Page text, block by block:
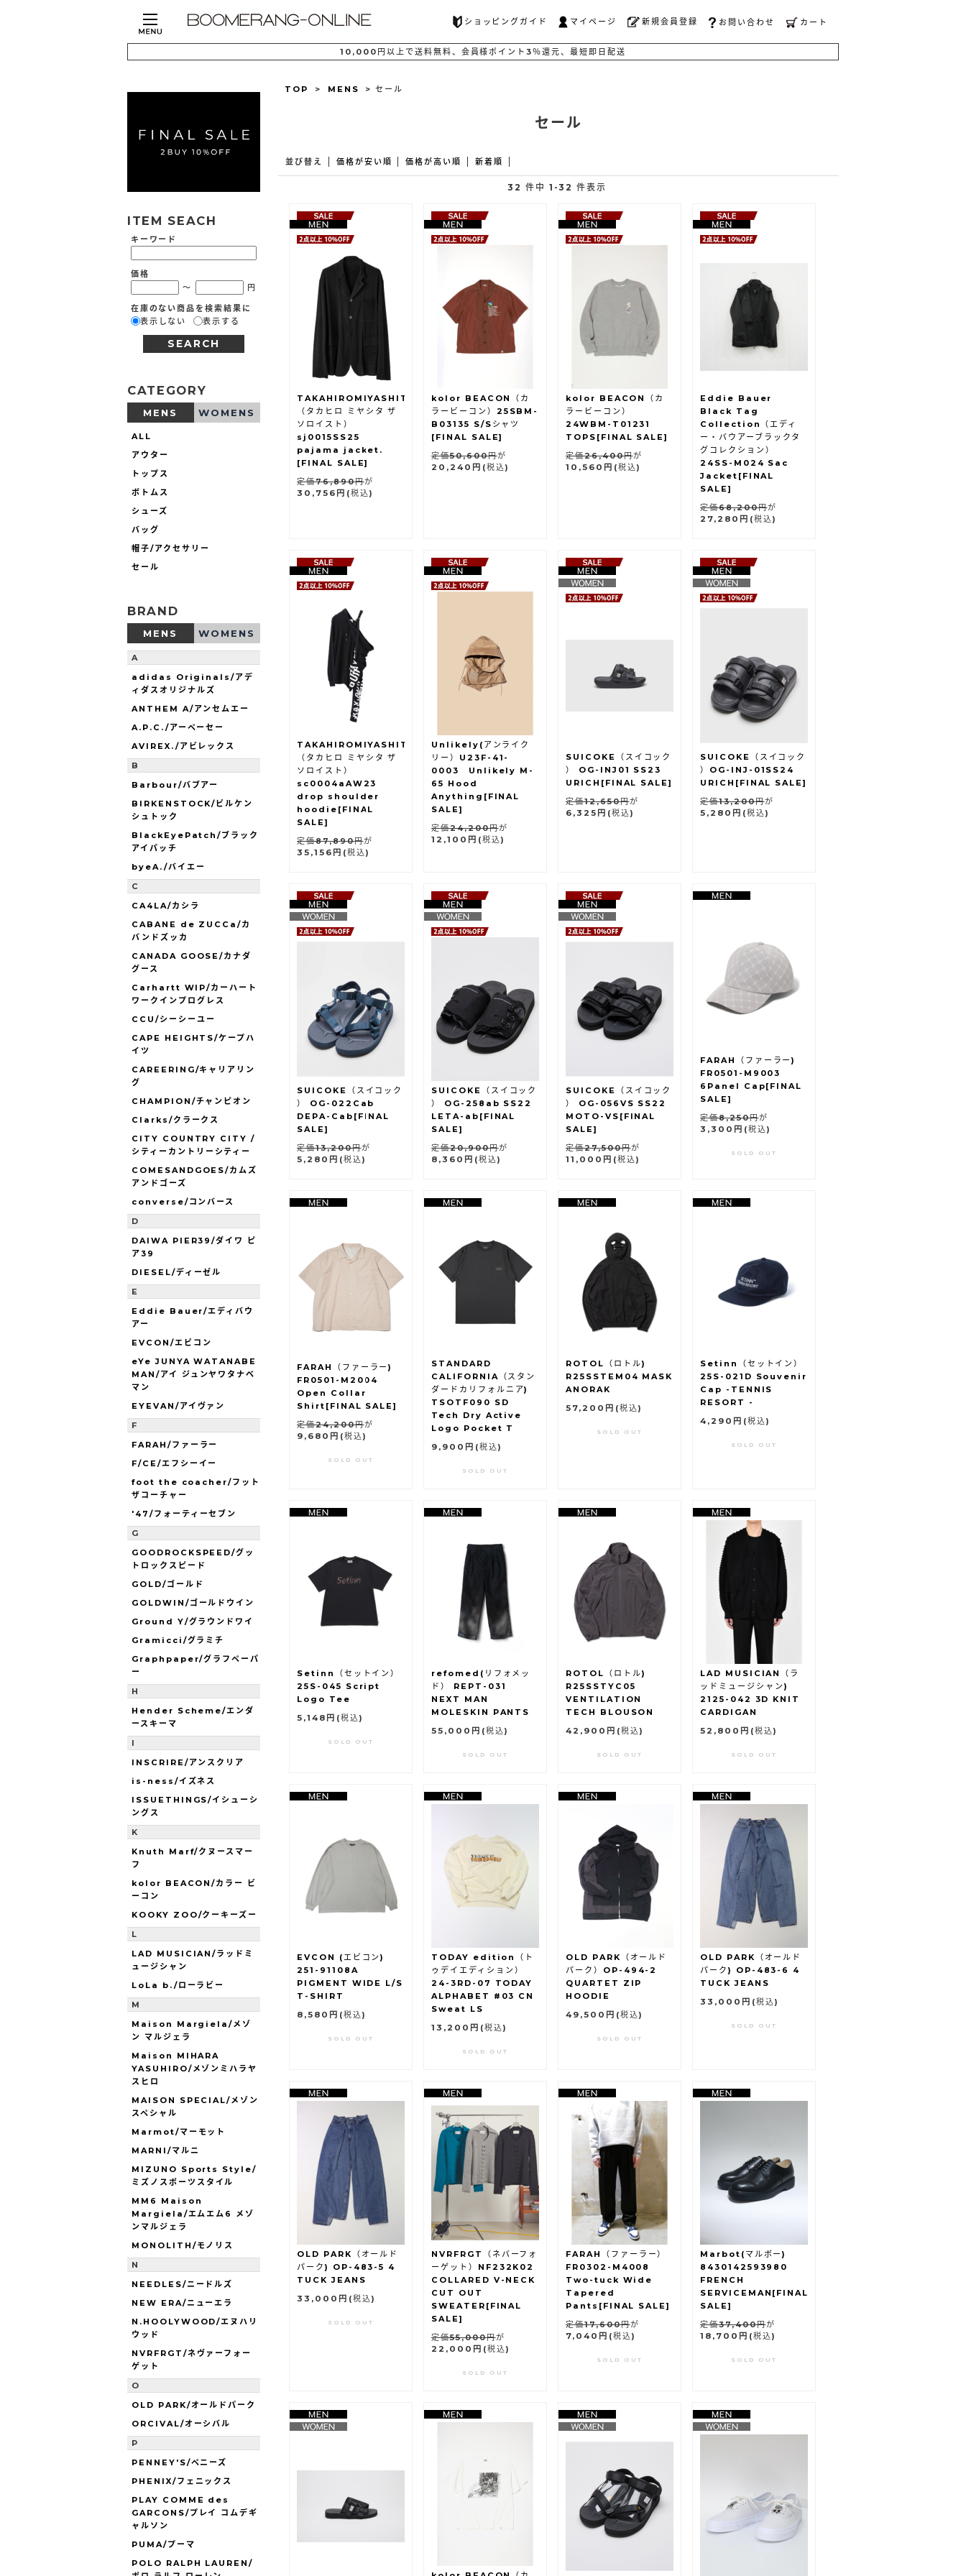
ショッピングガイド マイページ 新規会員登録 お問い合わせ カート
10,000 円以上で 送料無料、 会員様ポイント 3％還元、 最短即日配送
ITEM SEACH
キーワード
価格
～
円
在庫のない商品を検索結果に
表示しない
表示する
SEARCH
CATEGORY
MENS WOMENS
ALL
アウター
トップス
ボトムス
シューズ
バッグ
帽子/アクセサリー
セール
BRAND
MENS WOMENS
A
adidas Originals/アデ
ィダスオリジナルズ
ANTHEM A/アンセムエー
A.P.C./アーペーセー
AVIREX./アビレックス
B
Barbour/バブアー
BIRKENSTOCK/ビルケン
シュトック
BlackEyePatch/ブラック
アイパッチ
byeA./バイエー
C
CA4LA/カシラ
CABANE de ZUCCa/カ
バンドズッカ
CANADA GOOSE/カナダ
グース
Carhartt WIP/カーハート
ワークインプログレス
CCU/シーシーユー
CAPE HEIGHTS/ケープハ
イツ
CAREERING/キャリアリン
グ
CHAMPION/チャンピオン
Clarks/クラークス
CITY COUNTRY CITY /
シティーカントリーシティー
COMESANDGOES/カムズ
アンドゴーズ
converse/コンバース
D
DAIWA PIER39/ダイワ ピ
ア39
DIESEL/ディーゼル
E
Eddie Bauer/エディバウ
アー
EVCON/エビコン
eYe JUNYA WATANABE
MAN/アイ ジュンヤワタナベ
マン
EYEVAN/アイヴァン
F
FARAH/ファーラー
F/CE/エフシーイー
foot the coacher/フット
ザコーチャー
'47/フォーティーセブン
G
GOODROCKSPEED/グッ
トロックスピード
GOLD/ゴールド
GOLDWIN/ゴールドウイン
Ground Y/グラウンドワイ
Gramicci/グラミチ
Graphpaper/グラフペーパ
ー
H
Hender Scheme/エンダ
ースキーマ
I
INSCRIRE/アンスクリア
is-ness/イズネス
ISSUETHINGS/イシューシ
ングス
K
Knuth Marf/クヌースマー
フ
kolor BEACON/カラー ビ
ーコン
KOOKY ZOO/クーキーズー
L
LAD MUSICIAN/ラッドミ
ュージシャン
LoLa b./ローラビー
M
Maison Margiela/メゾ
ン マルジェラ
Maison MIHARA
YASUHIRO/メゾンミハラヤ
スヒロ
MAISON SPECIAL/メゾン
スペシャル
Marmot/マーモット
MARNI/マルニ
MIZUNO Sports Style/
ミズノスポーツスタイル
MM6 Maison
Margiela/エムエム6 メゾ
ンマルジェラ
MONOLITH/モノリス
N
NEEDLES/ニードルズ
NEW ERA/ニューエラ
N.HOOLYWOOD/エヌハリ
ウッド
NVRFRGT/ネヴァーフォー
ゲット
O
OLD PARK/オールドパーク
ORCIVAL/オーシバル
P
PENNEY'S/ペニーズ
PHENIX/フェニックス
PLAY COMME des
GARCONS/プレイ コムデギ
ャルソン
PUMA/プーマ
POLO RALPH LAUREN/
TOP > MENS > セール
セール
並び替え 価格が安い順 価格が高い順 新着順
32 件中 1-32 件表示
TAKAHIROMIYASHITATheSoloist.
（タカヒロ ミヤシタ ザ
ソロイスト）
sj0015SS25
pajama jacket.
[FINAL SALE]
定価76,890円が
30,756円 (税込)
kolor BEACON（カ
ラービーコン）25SBM-
B03135 S/Sシャツ
[FINAL SALE]
定価50,600円が
20,240円 (税込)
kolor BEACON（カ
ラービーコン）
24WBM-T01231
TOPS[FINAL SALE]
定価26,400円が
10,560円 (税込)
Eddie Bauer
Black Tag
Collection（エディ
ー・バウアーブラックタ
グコレクション）
24SS-M024 Sac
Jacket[FINAL
SALE]
定価68,200円が
27,280円 (税込)
TAKAHIROMIYASHITATheSoloist.
（タカヒロ ミヤシタ ザ
ソロイスト）
sc0004aAW23
drop shoulder
hoodie[FINAL
SALE]
定価87,890円が
35,156円 (税込)
Unlikely(アンライク
リー）U23F-41-
0003 Unlikely M-
65 Hood
Anything[FINAL
SALE]
定価24,200円が
12,100円 (税込)
SUICOKE（スイコック
） OG-INJ01 SS23
URICH[FINAL SALE]
定価12,650円が
6,325円 (税込)
SUICOKE（スイコック
）OG-INJ-01SS24
URICH[FINAL SALE]
定価13,200円が
5,280円 (税込)
SUICOKE（スイコック
） OG-022Cab
DEPA-Cab[FINAL
SALE]
定価13,200円が
5,280円 (税込)
SUICOKE（スイコック
） OG-258ab SS22
LETA-ab[FINAL
SALE]
定価20,900円が
8,360円 (税込)
SUICOKE（スイコック
） OG-056VS SS22
MOTO-VS[FINAL
SALE]
定価27,500円が
11,000円 (税込)
FARAH（ファーラー)
FR0501-M9003
6Panel Cap[FINAL
SALE]
定価8,250円が
3,300円 (税込)
SOLD OUT
FARAH（ファーラー)
FR0501-M2004
Open Collar
Shirt[FINAL SALE]
定価24,200円が
9,680円 (税込)
SOLD OUT
STANDARD
CALIFORNIA（スタン
ダードカリフォルニア)
TSOTF090 SD
Tech Dry Active
Logo Pocket T
9,900円 (税込)
SOLD OUT
ROTOL（ロトル)
R25SSTEM04 MASK
ANORAK
57,200円 (税込)
SOLD OUT
Setinn（セットイン）
25S-021D Souvenir
Cap -TENNIS
RESORT -
4,290円 (税込)
SOLD OUT
Setinn（セットイン）
25S-045 Script
Logo Tee
5,148円 (税込)
SOLD OUT
refomed(リフォメッ
ド） REPT-031
NEXT MAN
MOLESKIN PANTS
55,000円 (税込)
SOLD OUT
ROTOL（ロトル)
R25SSTYC05
VENTILATION
TECH BLOUSON
42,900円 (税込)
SOLD OUT
LAD MUSICIAN（ラ
ッドミュージシャン)
2125-042 3D KNIT
CARDIGAN
52,800円 (税込)
SOLD OUT
EVCON (エビコン)
251-91108A
PIGMENT WIDE L/S
T-SHIRT
8,580円 (税込)
SOLD OUT
TODAY edition（ト
ゥデイエディション）
24-3RD-07 TODAY
ALPHABET #03 CN
Sweat LS
13,200円 (税込)
SOLD OUT
OLD PARK（オールド
パーク）OP-494-2
QUARTET ZIP
HOODIE
49,500円 (税込)
SOLD OUT
OLD PARK（オールド
パーク) OP-483-6 4
TUCK JEANS
33,000円 (税込)
SOLD OUT
OLD PARK（オールド
パーク) OP-483-5 4
TUCK JEANS
33,000円 (税込)
SOLD OUT
NVRFRGT（ネバーフォ
ーゲット）NF232K02
COLLARED V-NECK
CUT OUT
SWEATER[FINAL
SALE]
定価55,000円が
22,000円 (税込)
SOLD OUT
FARAH（ファーラー）
FR0302-M4008
Two-tuck Wide
Tapered
Pants[FINAL SALE]
定価17,600円が
7,040円 (税込)
SOLD OUT
Marbot(マルボー)
8430142593980
FRENCH
SERVICEMAN[FINAL
SALE]
定価37,400円が
18,700円 (税込)
SOLD OUT